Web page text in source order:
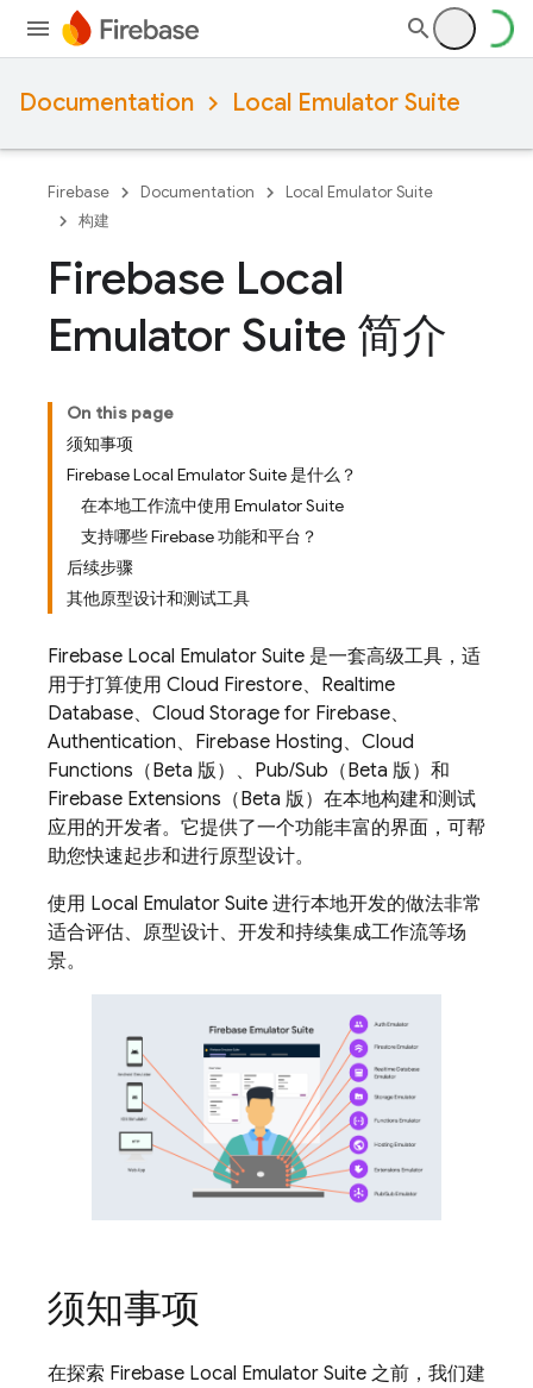
Documentation Local Emulator Suite
Firebase Documentation
Local Emulator Suite
构建
Firebase Local
Emulator Suite 简介
On this page
须知事项
Firebase Local Emulator Suite 是什么？
在本地工作流中使用 Emulator Suite
支持哪些 Firebase 功能和平台？
后续步骤
其他原型设计和测试工具
Firebase Local Emulator Suite 是一套高级工具，适
用于打算使用 Cloud Firestore、 Realtime
Database、 Cloud Storage for Firebase、
Authentication、 Firebase Hosting、 Cloud
Functions （Beta 版）、 Pub/Sub （Beta 版）和
Firebase Extensions （Beta 版）在本地构建和测试
应用的开发者。它提供了一个功能丰富的界面，可帮
助您快速起步和进行原型设计。
使用 Local Emulator Suite 进行本地开发的做法非常
适合评估、原型设计、开发和持续集成工作流等场
景。
须知事项
在探索 Firebase Local Emulator Suite 之前，我们建